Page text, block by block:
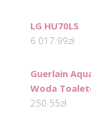
LG HU70LS
6 017.99zł
Guerlain
Woda
250.55zł